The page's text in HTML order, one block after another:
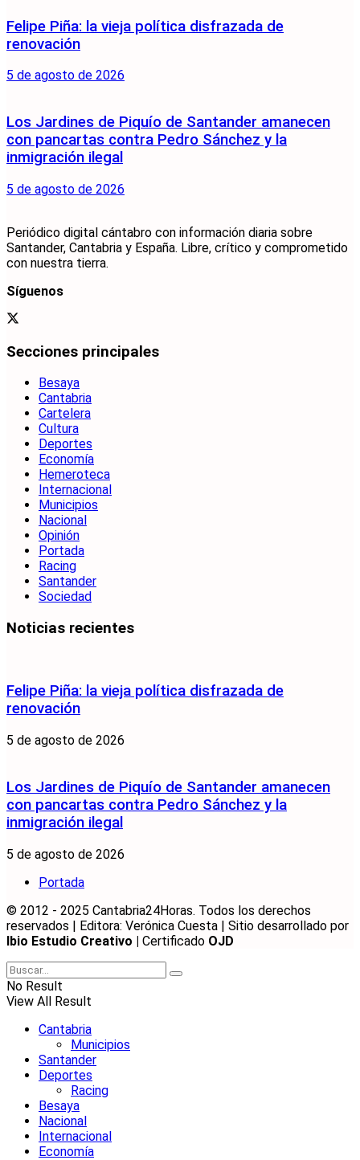
Felipe Piña: la vieja política disfrazada de
renovación
5 de agosto de 2026
Los Jardines de Piquío de Santander amanecen
con pancartas contra Pedro Sánchez y la
inmigración ilegal
5 de agosto de 2026
Periódico digital cántabro con información diaria sobre
Santander, Cantabria y España. Libre, crítico y comprometido
con nuestra tierra.
Síguenos
Secciones principales
Besaya
Cantabria
Cartelera
Cultura
Deportes
Economía
Hemeroteca
Internacional
Municipios
Nacional
Opinión
Portada
Racing
Santander
Sociedad
Noticias recientes
Felipe Piña: la vieja política disfrazada de
renovación
5 de agosto de 2026
Los Jardines de Piquío de Santander amanecen
con pancartas contra Pedro Sánchez y la
inmigración ilegal
5 de agosto de 2026
Portada
© 2012 - 2025 Cantabria24Horas. Todos los derechos
reservados | Editora: Verónica Cuesta | Sitio desarrollado por
Ibio Estudio Creativo | Certificado OJD
No Result
View All Result
Cantabria
Municipios
Santander
Deportes
Racing
Besaya
Nacional
Internacional
Economía